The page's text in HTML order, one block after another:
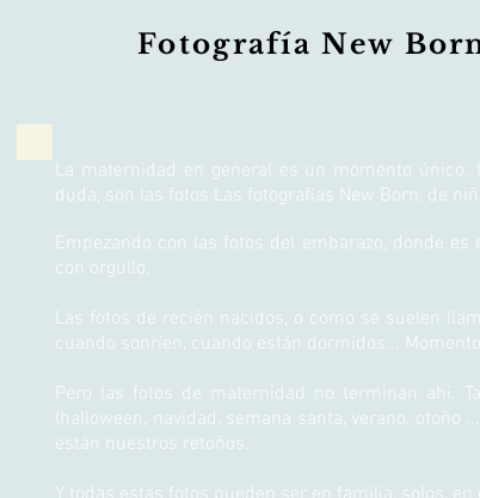
Fotografía New
La maternidad en general es un momento
duda, son las fotos.Las fotografías New Born, de
Empezando con las fotos del embarazo, donde
con orgullo.
Las fotos de recién nacidos, o como se suelen
cuando sonríen, cuando están dormidos...
Pero las fotos de maternidad no terminan ahí.
(halloween, navidad, semana santa, verano,
están nuestros retoños.